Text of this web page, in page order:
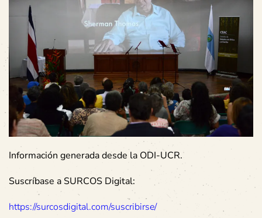
Información generada desde la ODI-UCR.
Suscríbase a SURCOS Digital:
https://surcosdigital.com/suscribirse/